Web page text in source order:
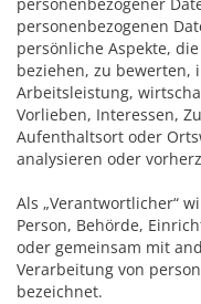
personenbezogenen
persönliche Aspekte,
beziehen, zu bewerten,
Arbeitsleistung,
Vorlieben, Interessen,
Aufenthaltsort oder
analysieren oder
Als „Verantwortlicher“
Person, Behörde,
oder gemeinsam mit
Verarbeitung von
bezeichnet.